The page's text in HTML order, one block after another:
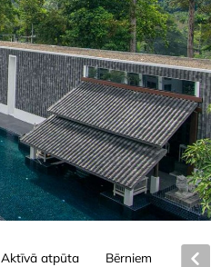
Aktīvā atpūta Bērniem